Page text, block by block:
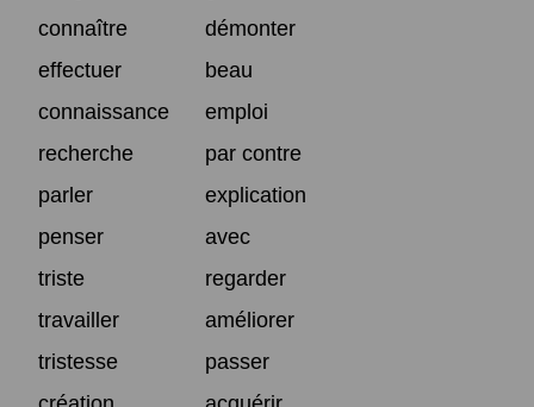
connaître
démonter
effectuer
beau
connaissance
emploi
recherche
par contre
parler
explication
penser
avec
triste
regarder
travailler
améliorer
tristesse
passer